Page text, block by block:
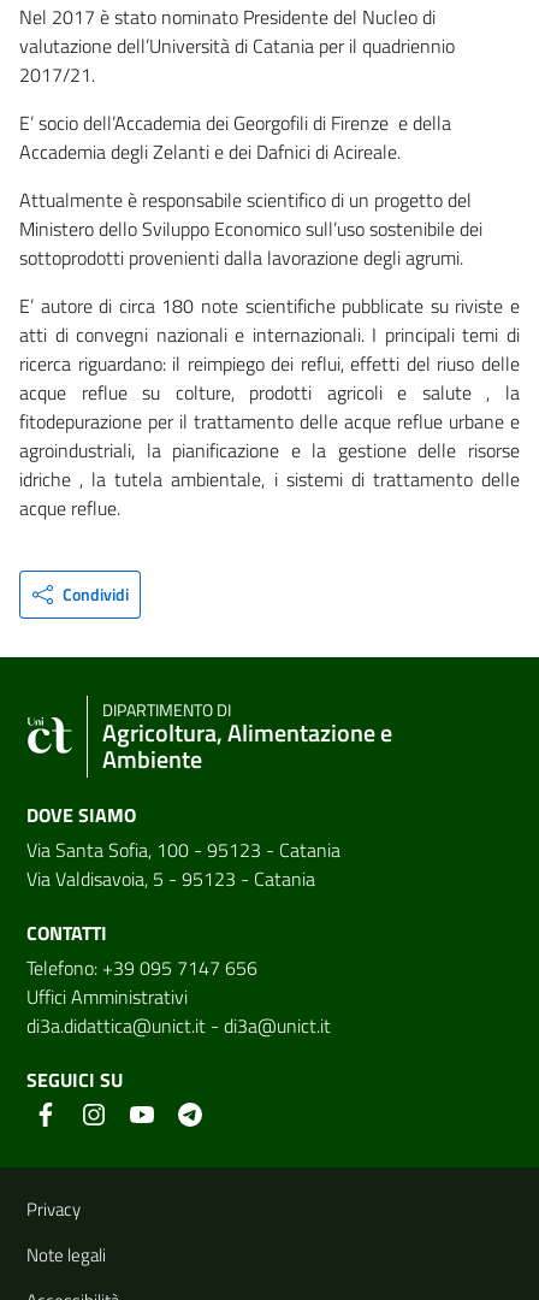
Nel 2017 è stato nominato Presidente del Nucleo di
valutazione dell’Università di Catania per il quadriennio
2017/21.
E’ socio dell’Accademia dei Georgofili di Firenze e della
Accademia degli Zelanti e dei Dafnici di Acireale.
Attualmente è responsabile scientifico di un progetto del
Ministero dello Sviluppo Economico sull’uso sostenibile dei
sottoprodotti provenienti dalla lavorazione degli agrumi.
E’ autore di circa 180 note scientifiche pubblicate su riviste e
atti di convegni nazionali e internazionali. I principali temi di
ricerca riguardano: il reimpiego dei reflui, effetti del riuso delle
acque reflue su colture, prodotti agricoli e salute , la
fitodepurazione per il trattamento delle acque reflue urbane e
agroindustriali, la pianificazione e la gestione delle risorse
idriche , la tutela ambientale, i sistemi di trattamento delle
acque reflue.
Condividi
DIPARTIMENTO DI
Agricoltura, Alimentazione e
Ambiente
DOVE SIAMO
Via Santa Sofia, 100 - 95123 - Catania
Via Valdisavoia, 5 - 95123 - Catania
CONTATTI
Telefono: +39 095 7147 656
Uffici Amministrativi
di3a.didattica@unict.it - di3a@unict.it
SEGUICI SU
Link e informazioni utili
Privacy
Note legali